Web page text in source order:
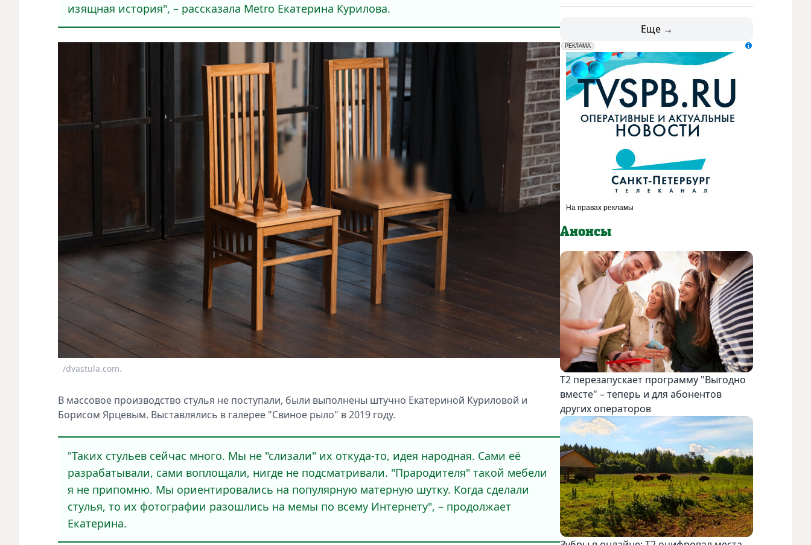
изящная история", – рассказала Metro Екатерина Курилова.
/dvastula.com.
В массовое производство стулья не поступали, были выполнены штучно Екатериной Куриловой и
Борисом Ярцевым. Выставлялись в галерее "Свиное рыло" в 2019 году.
"Таких стульев сейчас много. Мы не "слизали" их откуда-то, идея народная. Сами её
разрабатывали, сами воплощали, нигде не подсматривали. "Прародителя" такой мебели
я не припомню. Мы ориентировались на популярную матерную шутку. Когда сделали
стулья, то их фотографии разошлись на мемы по всему Интернету", – продолжает
Екатерина.
Еще →
erid: LdtCK5udn
РЕКЛАМА
АО "ГАТР", ИНН: 7841320717
Анонсы
Т2 перезапускает программу "Выгодно
вместе" – теперь и для абонентов
других операторов